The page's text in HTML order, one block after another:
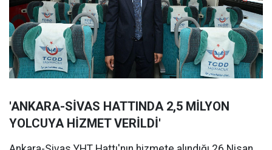
'ANKARA-SİVAS HATTINDA 2,5 MİLYON
YOLCUYA HİZMET VERİLDİ'